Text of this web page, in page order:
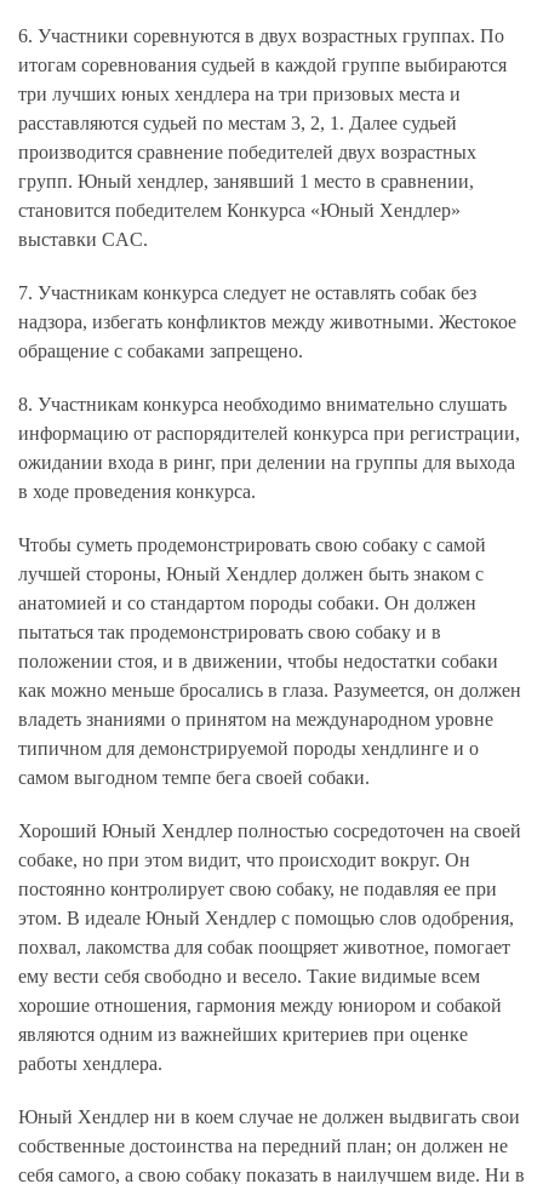
6. Участники соревнуются в двух возрастных группах. По
итогам соревнования судьей в каждой группе выбираются
три лучших юных хендлера на три призовых места и
расставляются судьей по местам 3, 2, 1. Далее судьей
производится сравнение победителей двух возрастных
групп. Юный хендлер, занявший 1 место в сравнении,
становится победителем Конкурса «Юный Хендлер»
выставки CAC.
7. Участникам конкурса следует не оставлять собак без
надзора, избегать конфликтов между животными. Жестокое
обращение с собаками запрещено.
8. Участникам конкурса необходимо внимательно слушать
информацию от распорядителей конкурса при регистрации,
ожидании входа в ринг, при делении на группы для выхода
в ходе проведения конкурса.
Чтобы суметь продемонстрировать свою собаку с самой
лучшей стороны, Юный Хендлер должен быть знаком с
анатомией и со стандартом породы собаки. Он должен
пытаться так продемонстрировать свою собаку и в
положении стоя, и в движении, чтобы недостатки собаки
как можно меньше бросались в глаза. Разумеется, он должен
владеть знаниями о принятом на международном уровне
типичном для демонстрируемой породы хендлинге и о
самом выгодном темпе бега своей собаки.
Хороший Юный Хендлер полностью сосредоточен на своей
собаке, но при этом видит, что происходит вокруг. Он
постоянно контролирует свою собаку, не подавляя ее при
этом. В идеале Юный Хендлер с помощью слов одобрения,
похвал, лакомства для собак поощряет животное, помогает
ему вести себя свободно и весело. Такие видимые всем
хорошие отношения, гармония между юниором и собакой
являются одним из важнейших критериев при оценке
работы хендлера.
Юный Хендлер ни в коем случае не должен выдвигать свои
собственные достоинства на передний план; он должен не
себя самого, а свою собаку показать в наилучшем виде. Ни в